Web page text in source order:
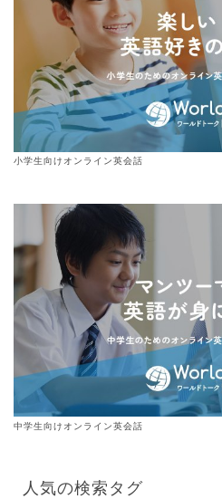
小学生向けオンライン英会話
中学生向けオンライン英会話
人気の検索タグ